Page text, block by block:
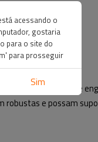
de carga de
robustas e possam
acessando o
gostaria
para o site do
para prosseguir
Sim